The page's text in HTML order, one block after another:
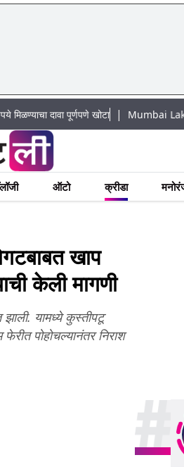
दावा पूर्णपणे खोटा|Mumbai Lake Water
ऑटो क्रीडा
खाप
केली मागणी
झाली. यामध्ये कुस्तीपटू
पोहोचल्यानंतर निराश